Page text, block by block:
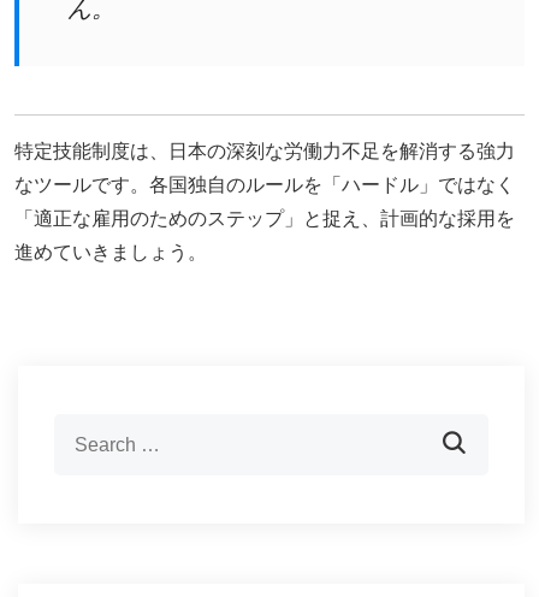
ん。
特定技能制度は、日本の深刻な労働力不足を解消する強力
なツールです。各国独自のルールを「ハードル」ではなく
「適正な雇用のためのステップ」と捉え、計画的な採用を
進めていきましょう。